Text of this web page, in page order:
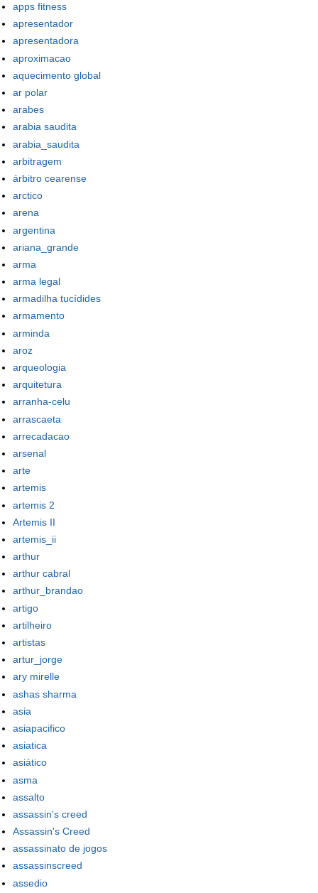
apps fitness
apresentador
apresentadora
aproximacao
aquecimento global
ar polar
arabes
arabia saudita
arabia_saudita
arbitragem
árbitro cearense
arctico
arena
argentina
ariana_grande
arma
arma legal
armadilha tucídides
armamento
arminda
aroz
arqueologia
arquitetura
arranha-celu
arrascaeta
arrecadacao
arsenal
arte
artemis
artemis 2
Artemis II
artemis_ii
arthur
arthur cabral
arthur_brandao
artigo
artilheiro
artistas
artur_jorge
ary mirelle
ashas sharma
asia
asiapacifico
asiatica
asiático
asma
assalto
assassin's creed
Assassin's Creed
assassinato de jogos
assassinscreed
assedio